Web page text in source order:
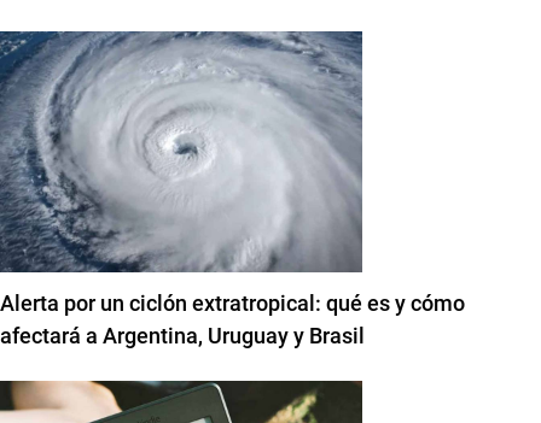
Alerta por un ciclón extratropical: qué es y cómo
afectará a Argentina, Uruguay y Brasil